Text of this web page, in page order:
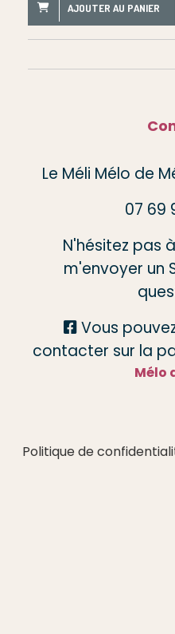
AJOUTER AU PANIER
Le Méli Mélo de
07 69
N'hésitez pas
m'envoyer un
 Vous
contacter sur la
Mélo
Politique de